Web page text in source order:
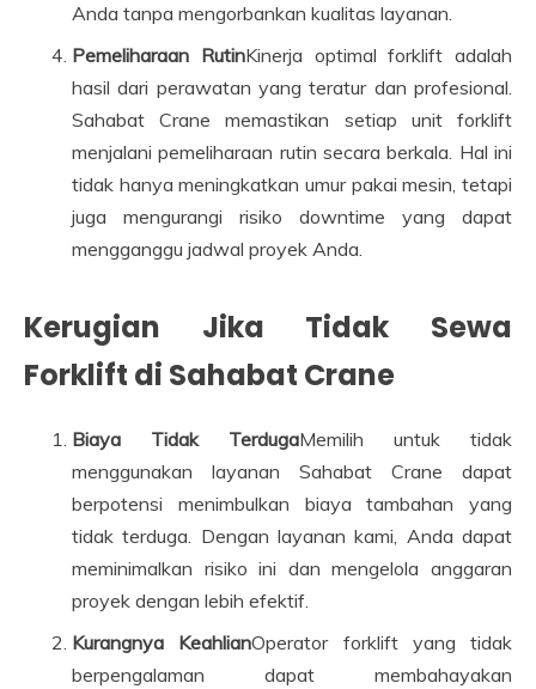
Anda tanpa mengorbankan kualitas layanan.
Pemeliharaan RutinKinerja optimal forklift adalah
hasil dari perawatan yang teratur dan profesional.
Sahabat Crane memastikan setiap unit forklift
menjalani pemeliharaan rutin secara berkala. Hal ini
tidak hanya meningkatkan umur pakai mesin, tetapi
juga mengurangi risiko downtime yang dapat
mengganggu jadwal proyek Anda.
Kerugian Jika Tidak Sewa
Forklift di Sahabat Crane
Biaya Tidak TerdugaMemilih untuk tidak
menggunakan layanan Sahabat Crane dapat
berpotensi menimbulkan biaya tambahan yang
tidak terduga. Dengan layanan kami, Anda dapat
meminimalkan risiko ini dan mengelola anggaran
proyek dengan lebih efektif.
Kurangnya KeahlianOperator forklift yang tidak
berpengalaman dapat membahayakan